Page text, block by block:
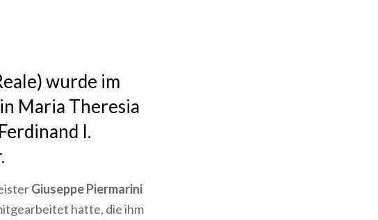
wurde im
Maria Theresia
I.
Giuseppe Piermarini
hatte, die ihm